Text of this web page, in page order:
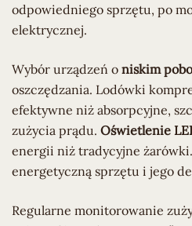
odpowiedniego sprzętu, po
elektrycznej.
Wybór urządzeń o niskim
oszczędzania. Lodówki
efektywne niż absorpcyjne,
zużycia prądu. Oświetlenie
energii niż tradycyjne
energetyczną sprzętu i jego
Regularne monitorowanie